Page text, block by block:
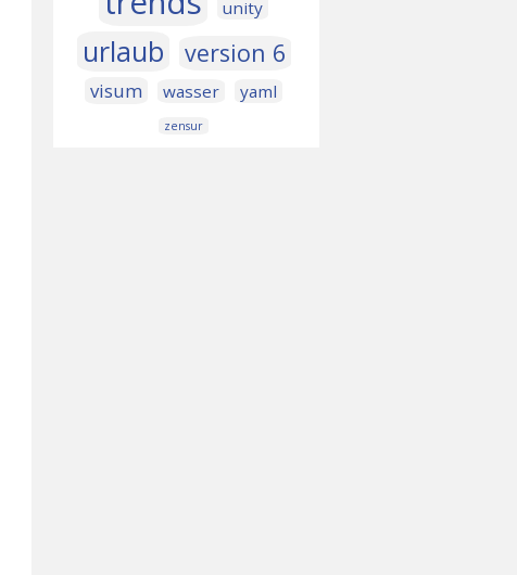
unity
urlaub version 6
visum wasser yaml
zensur